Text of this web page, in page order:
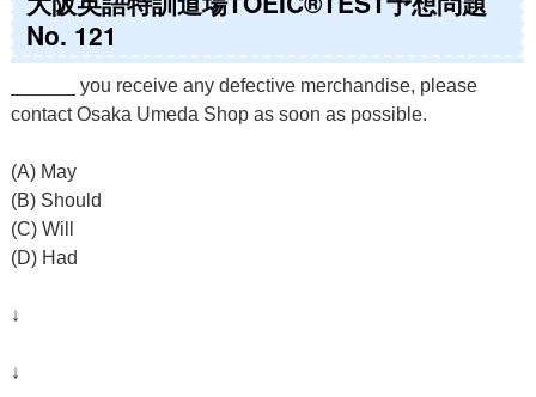
No. 121
______ you receive any defective merchandise, please
contact Osaka Umeda Shop as soon as possible.
(A) May
(B) Should
(C) Will
(D) Had
↓
↓